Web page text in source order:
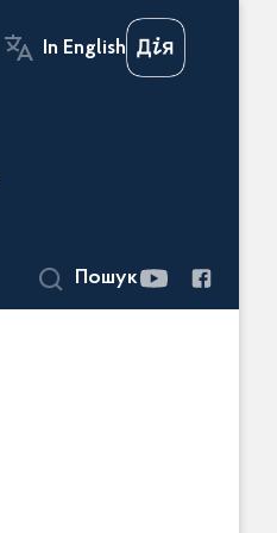
In English
Пошук